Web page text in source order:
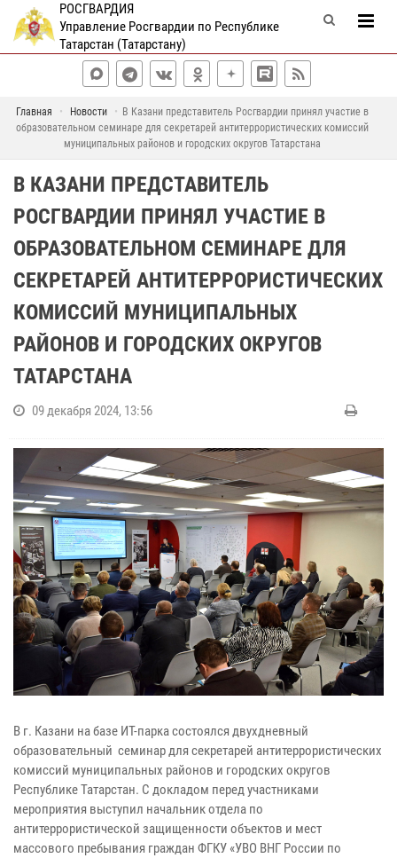
РОСГВАРДИЯ
Управление Росгвардии по Республике
Татарстан (Татарстану)
Главная Новости
В Казани представитель Росгвардии принял участие в
образовательном семинаре для секретарей антитеррористических комиссий
муниципальных районов и городских округов Татарстана
В КАЗАНИ ПРЕДСТАВИТЕЛЬ
РОСГВАРДИИ ПРИНЯЛ УЧАСТИЕ В
ОБРАЗОВАТЕЛЬНОМ СЕМИНАРЕ ДЛЯ
СЕКРЕТАРЕЙ АНТИТЕРРОРИСТИЧЕСКИХ
КОМИССИЙ МУНИЦИПАЛЬНЫХ
РАЙОНОВ И ГОРОДСКИХ ОКРУГОВ
ТАТАРСТАНА
09 декабря 2024, 13:56
В г. Казани на базе ИТ-парка состоялся двухдневный
образовательный семинар для секретарей антитеррористических
комиссий муниципальных районов и городских округов
Республике Татарстан. С докладом перед участниками
мероприятия выступил начальник отдела по
антитеррористической защищенности объектов и мест
массового пребывания граждан ФГКУ «УВО ВНГ России по